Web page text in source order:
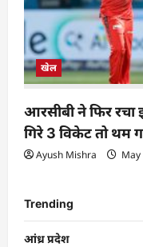
खेल
आरसीबी ने फिर
गिरे 3 विकेट तो थम
Ayush Mishra
Trending
आंध्र प्रदेश